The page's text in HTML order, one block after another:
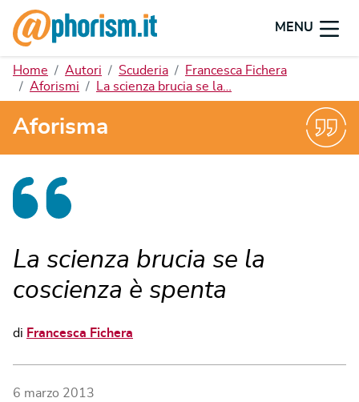
MENU
Home Autori Scuderia
Francesca Fichera
Aforismi
La scienza brucia se la…
Aforisma
La scienza brucia se la
coscienza è spenta
di Francesca Fichera
6 marzo 2013